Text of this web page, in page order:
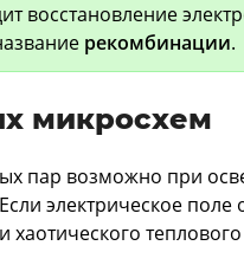
восстановление
рекомбинации.
микросхем
пар возможно при
электрическое поле
хаотического